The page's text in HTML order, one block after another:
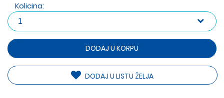
Kolicina:
DODAJ U KORPU
DODAJ U LISTU ŽELJA